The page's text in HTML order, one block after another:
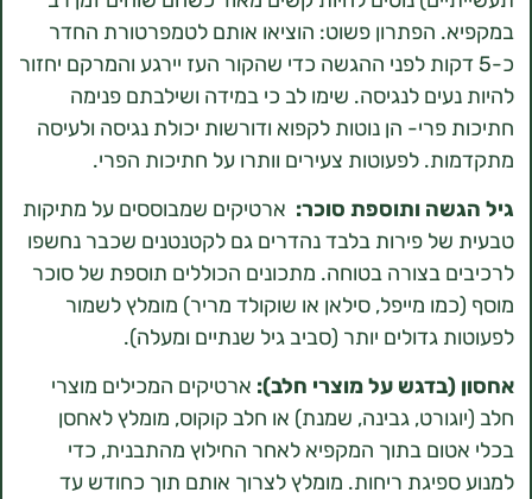
הפתרון פשוט: הוציאו אותם לטמפרטורת החדר
לפני ההגשה כדי שהקור העז יירגע והמרקם יחזור
לנגיסה. שימו לב כי במידה ושילבתם פנימה
הן נוטות לקפוא ודורשות יכולת נגיסה ולעיסה
לפעוטות צעירים וותרו על חתיכות הפרי.
ותוספת סוכר:ארטיקים שמבוססים על מתיקות
פירות בלבד נהדרים גם לקטנטנים שכבר נחשפו
בצורה בטוחה. מתכונים הכוללים תוספת של סוכר
מייפל, סילאן או שוקולד מריר) מומלץ לשמור
גדולים יותר (סביב גיל שנתיים ומעלה).
על מוצרי חלב):ארטיקים המכילים מוצרי
גבינה, שמנת) או חלב קוקוס, מומלץ לאחסן
בתוך המקפיא לאחר החילוץ מהתבנית, כדי
ריחות. מומלץ לצרוך אותם תוך כחודש עד